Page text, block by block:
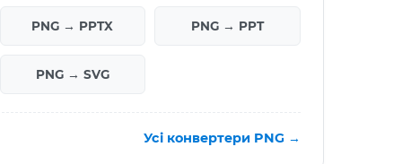
PNG → PPTX PNG → PPT
PNG → SVG
Усі конвертери PNG →